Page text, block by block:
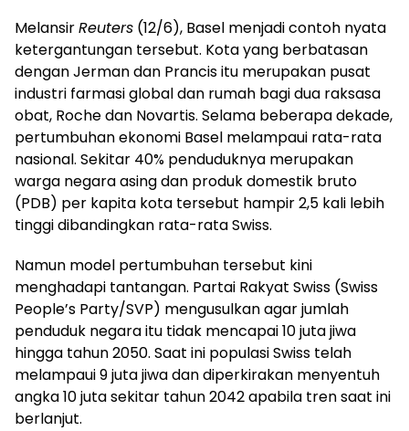
MelansirReuters (12/6), Basel menjadi contoh nyata
ketergantungan tersebut. Kota yang berbatasan
dengan Jerman dan Prancis itu merupakan pusat
industri farmasi global dan rumah bagi dua raksasa
obat, Roche dan Novartis. Selama beberapa dekade,
pertumbuhan ekonomi Basel melampaui rata-rata
nasional. Sekitar 40% penduduknya merupakan
warga negara asing dan produk domestik bruto
(PDB) per kapita kota tersebut hampir 2,5 kali lebih
tinggi dibandingkan rata-rata Swiss.
Namun model pertumbuhan tersebut kini
menghadapi tantangan. Partai Rakyat Swiss (Swiss
People’s Party/SVP) mengusulkan agar jumlah
penduduk negara itu tidak mencapai 10 juta jiwa
hingga tahun 2050. Saat ini populasi Swiss telah
melampaui 9 juta jiwa dan diperkirakan menyentuh
angka 10 juta sekitar tahun 2042 apabila tren saat ini
berlanjut.